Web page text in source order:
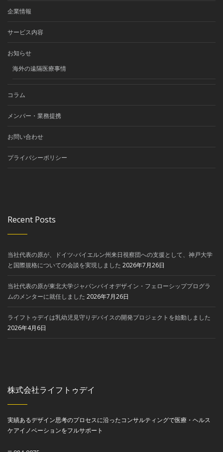
企業情報
サービス内容
お知らせ
海外の遠隔医療事情
コラム
メンバー・業務提携
お問い合わせ
プライバシーポリシー
Recent Posts
当社代表の原が、ドイツ-バイエルン州来日視察団への支援として、神戸大学
と国際規格についての会談を実現しました 2026年7月26日
当社代表の原が東北大学ジャパンバイオデザイン・フェローシッププログラ
ムのメンターに就任しました 2026年7月26日
ライフトゥデイは乳幼児見守りデバイスの開発プロジェクトを始動しました
2026年4月6日
株式会社ライフトゥデイ
実績あるデザイン思考のプロセスに沿ったコンサルティングで医療・ヘルス
ケアイノベーションをフルサポート